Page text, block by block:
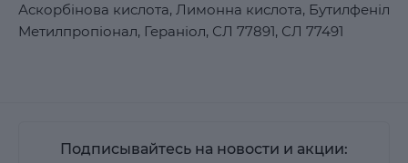
Аскорбінова кислота, Лимонна кислота, Бутилфеніл
Метилпропіонал, Гераніол, СЛ 77891, СЛ 77491
Подписывайтесь на новости и акции: